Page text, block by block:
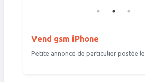
Vend gsm iPhone
Petite annonce de particulier postée